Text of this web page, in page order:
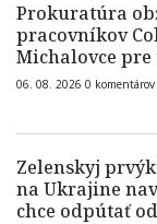
Prokuratúra
pracovníkov
Michalovce
06. 08. 2026 0 komentárov
Zelenskyj
na Ukrajine
chce odpútať